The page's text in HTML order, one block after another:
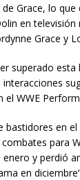
Grace, lo
en
Grace y
superado
WWE
en
para
y perdió
en